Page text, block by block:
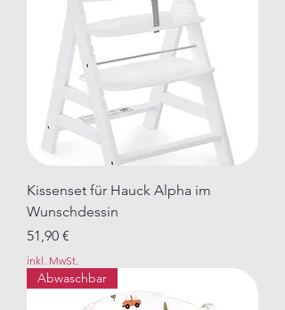
Kissenset für Hauck Alpha im
Wunschdessin
Preis
51,90 €
inkl. MwSt.
Abwaschbar